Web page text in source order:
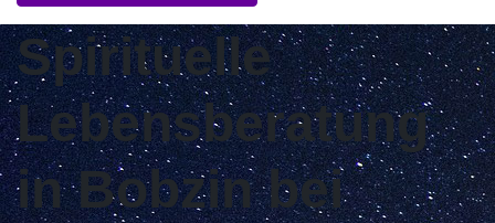
Spirituelle
Lebensberatung
in Bobzin bei